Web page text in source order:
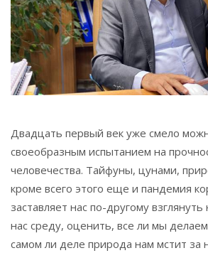
Двадцать первый век уже смело
своеобразным испытанием на
человечества. Тайфуны, цунами,
кроме всего этого еще и пандемия
заставляет нас по-другому
нас среду, оценить, все ли мы
самом ли деле природа нам мстит за